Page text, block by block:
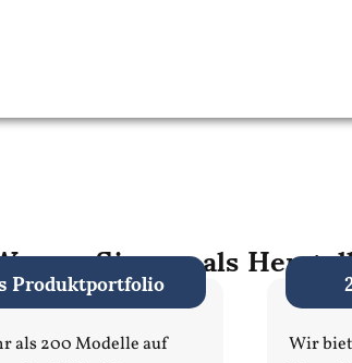
Sie uns als
Produktportfolio
als 200 Modelle auf
Wir